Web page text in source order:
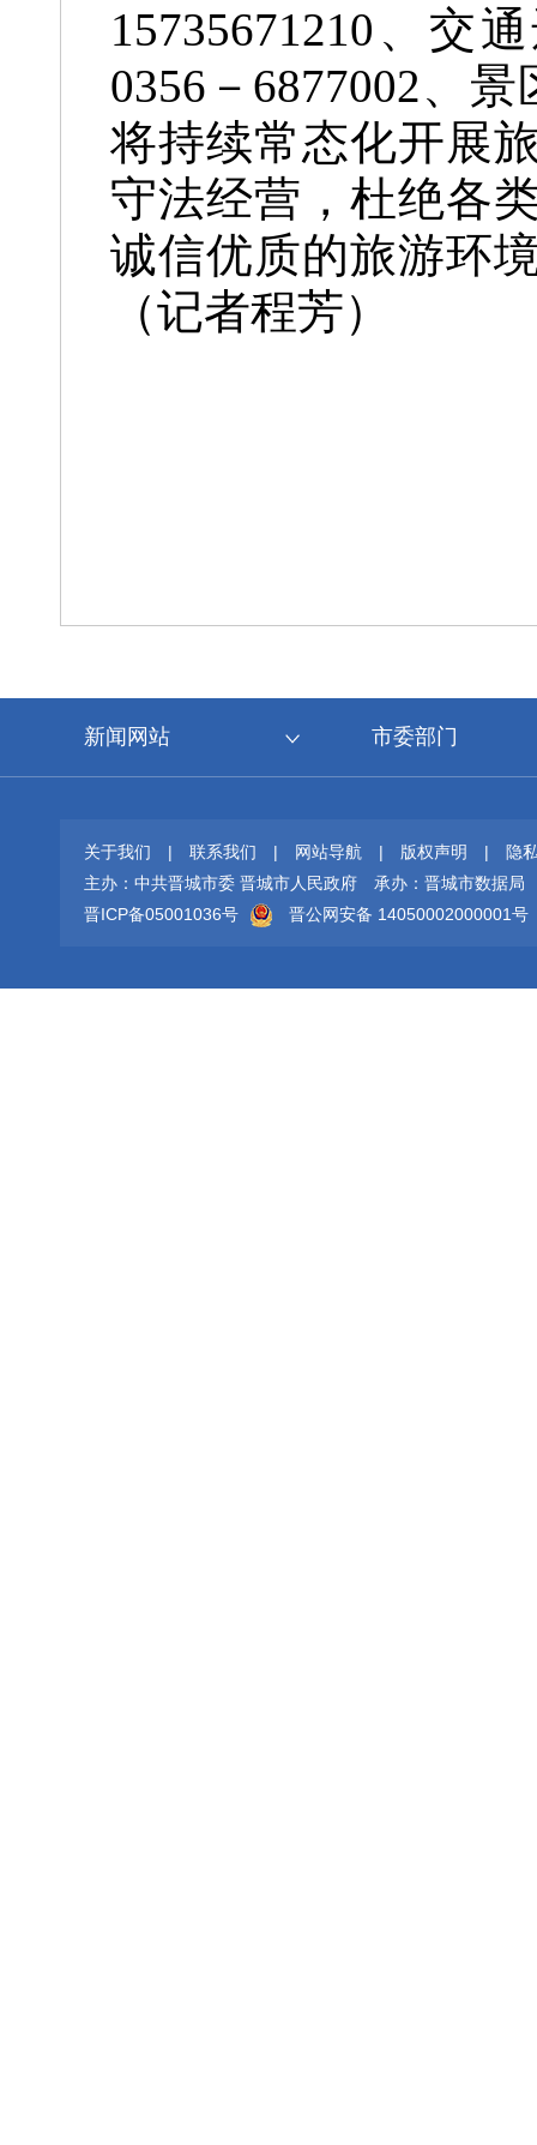
15735671210、交
0356－6877002、
将持续常态化开展
守法经营，杜绝各
诚信优质的旅游环
（记者程芳）
新闻网站 市委部门
关于我们 | 联系我们 | 网站导航 | 版权声明 |
隐
主办：中共晋城市委 晋城市人民政府
承办：晋城市数据局
晋ICP备05001036号
晋公网安备 14050002000001号